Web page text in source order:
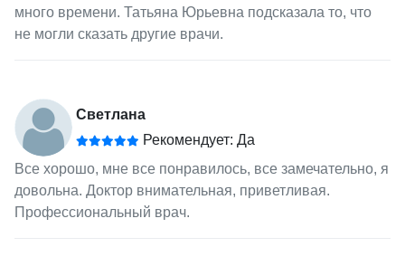
много времени. Татьяна Юрьевна подсказала то, что
не могли сказать другие врачи.
Светлана
Рекомендует: Да
Все хорошо, мне все понравилось, все замечательно, я
довольна. Доктор внимательная, приветливая.
Профессиональный врач.